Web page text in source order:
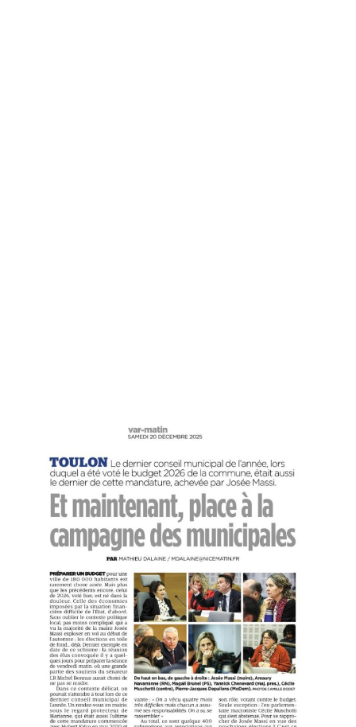
Gérer le consentement
Pour offrir les meilleures expériences, nous utilisons des
technologies telles que les cookies pour stocker et/ou accéder aux
informations des appareils. Le fait de consentir à ces technologies
nous permettra de traiter des données telles que le comportement
de navigation ou les ID uniques sur ce site. Le fait de ne pas
consentir ou de retirer son consentement peut avoir un effet négatif
sur certaines caractéristiques et fonctions.
Accepter
Refuser
Voir les préférences
Politique de confidentialitéPolitique de confidentialité